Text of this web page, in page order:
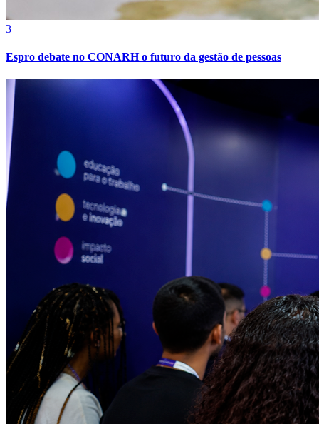
Bragantino
3
Espro debate no CONARH o futuro da gestão de pessoas